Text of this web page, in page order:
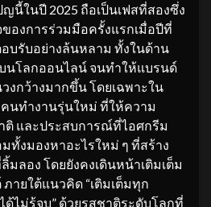
นี้ในปี 2025 ถือเป็นเฟสที่สองซึ่ง
องการร่วมมือครั้งแรกเมื่อปีที่
บรับอย่างล้นหลาม ทั้งในด้าน
นโลกออนไลน์ จนทำให้แบรนด์
งกว้างมากขึ้น โดยเฉพาะใน
นทำงานรุ่นใหม่ ที่ให้ความ
และประสบการณ์ที่ไอศกรีม
ทั้งมองหาอะไรใหม่ ๆ ที่สร้าง
ลอง โดยยังคงเดินหน้าเติมเต็ม
ายใต้แนวคิด “เติมเต็มทุก
ด้ไม่รู้จบ” ด้วยรสชาติระดับโลกที่